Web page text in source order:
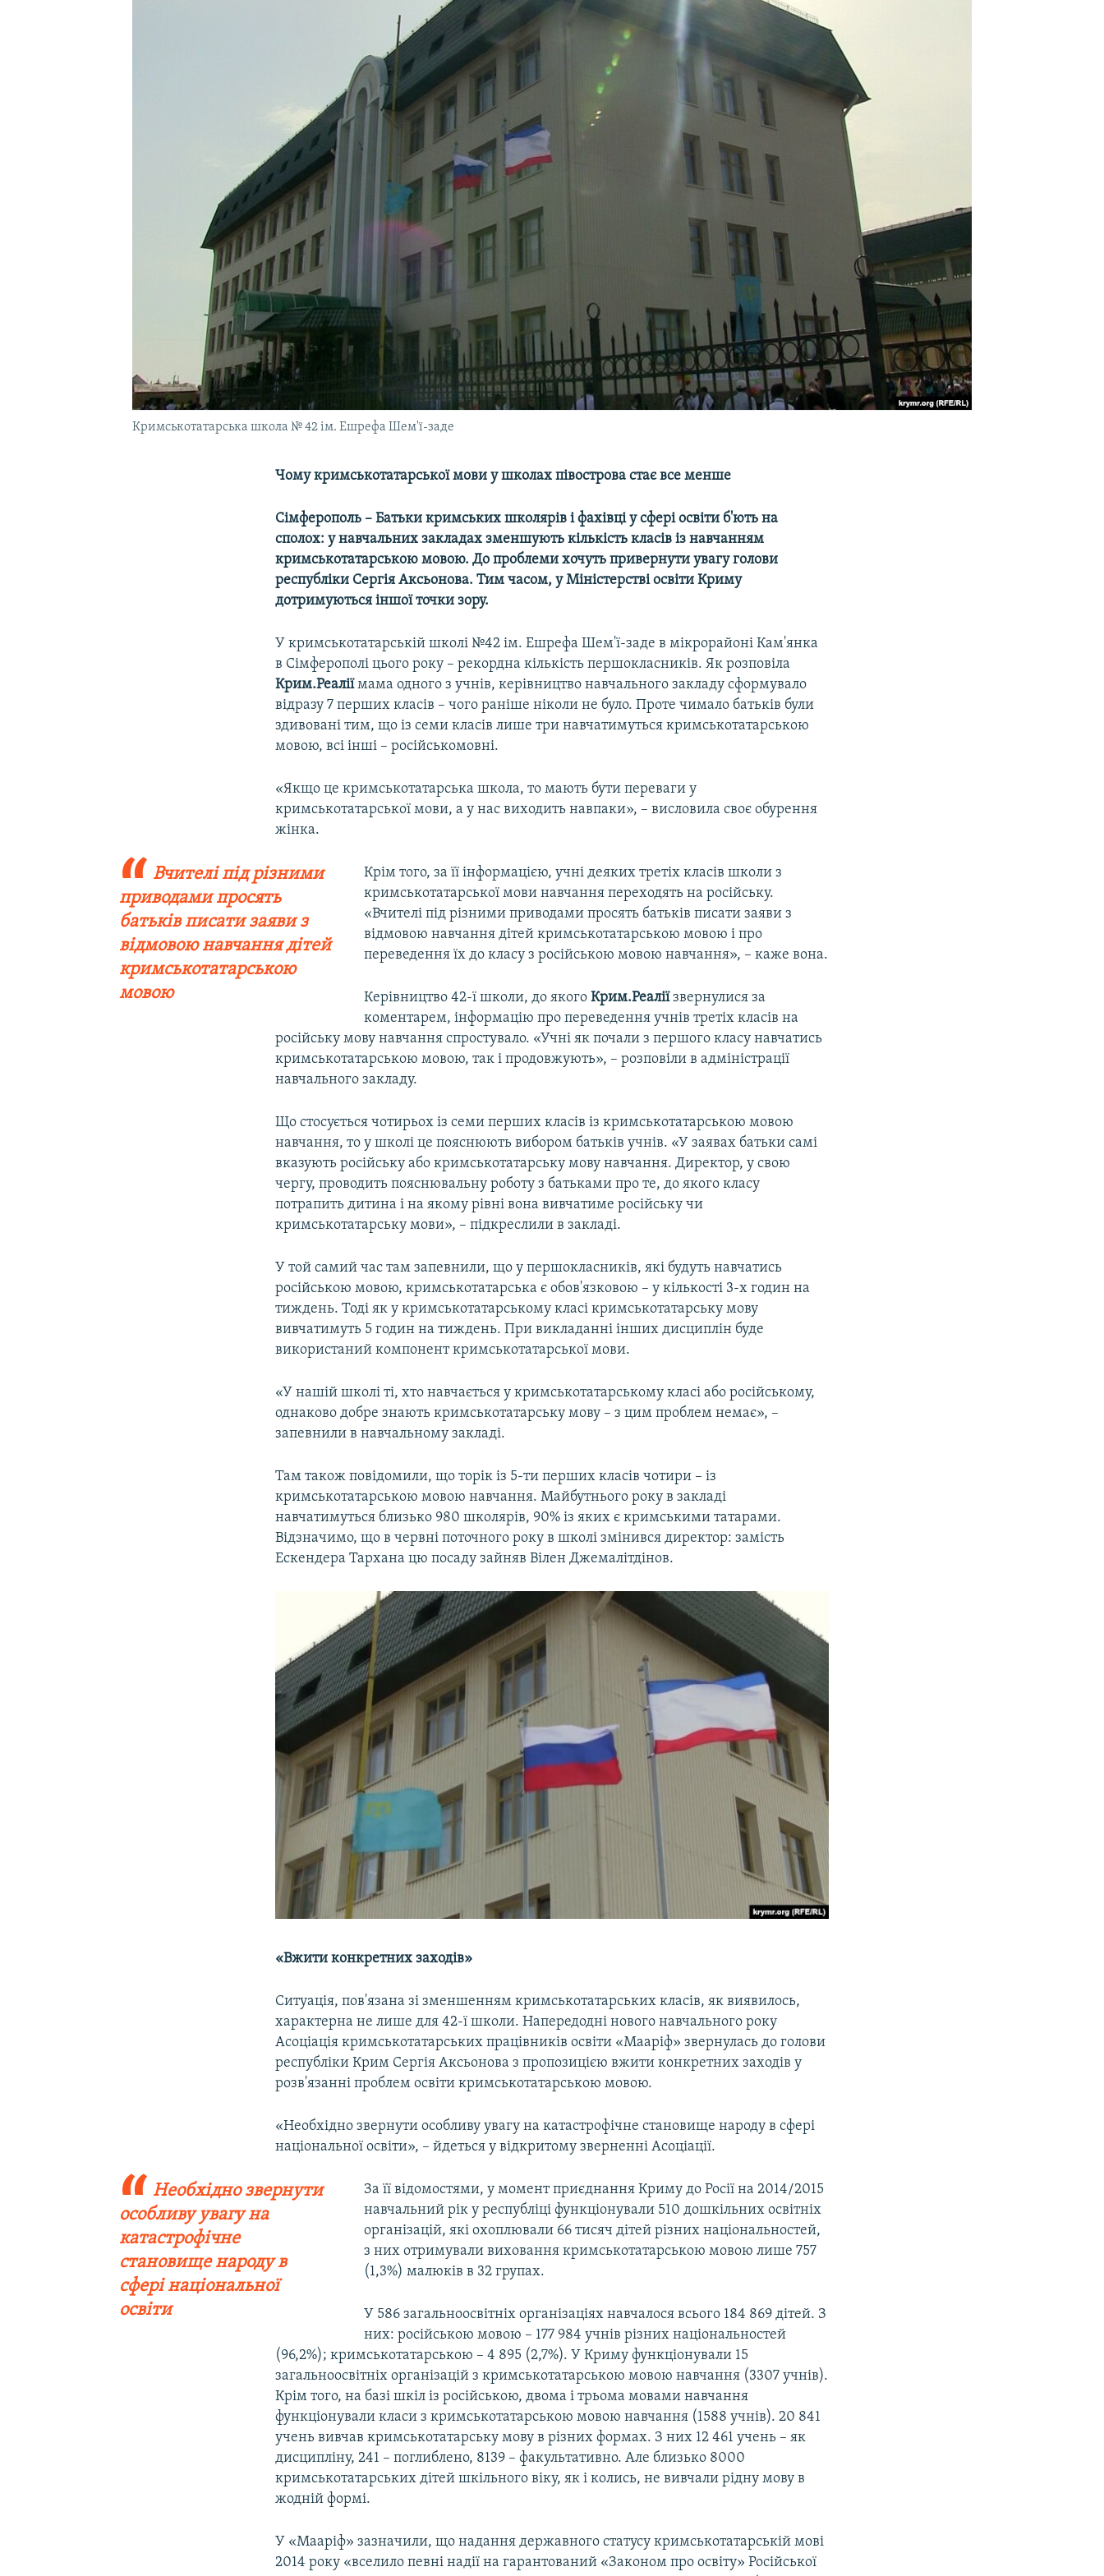
Кримськотатарська школа № 42 ім. Ешрефа Шем'ї-заде
Чому кримськотатарської мови у школах півострова стає все менше
Сімферополь – Батьки кримських школярів і фахівці у сфері освіти б'ють на
сполох: у навчальних закладах зменшують кількість класів із навчанням
кримськотатарською мовою. До проблеми хочуть привернути увагу голови
республіки Сергія Аксьонова. Тим часом, у Міністерстві освіти Криму
дотримуються іншої точки зору.
У кримськотатарській школі №42 ім. Ешрефа Шем'ї-заде в мікрорайоні Кам'янка
в Сімферополі цього року – рекордна кількість першокласників. Як розповіла
Крим.Реаліїмама одного з учнів, керівництво навчального закладу сформувало
відразу 7 перших класів – чого раніше ніколи не було. Проте чимало батьків були
здивовані тим, що із семи класів лише три навчатимуться кримськотатарською
мовою, всі інші – російськомовні.
«Якщо це кримськотатарська школа, то мають бути переваги у
кримськотатарської мови, а у нас виходить навпаки», – висловила своє обурення
жінка.
Вчителі під різними
приводами просять
батьків писати заяви з
відмовою навчання дітей
кримськотатарською
мовою
Крім того, за її інформацією, учні деяких третіх класів школи з
кримськотатарської мови навчання переходять на російську.
«Вчителі під різними приводами просять батьків писати заяви з
відмовою навчання дітей кримськотатарською мовою і про
переведення їх до класу з російською мовою навчання», – каже вона.
Керівництво 42-ї школи, до якого Крим.Реаліїзвернулися за
коментарем, інформацію про переведення учнів третіх класів на
російську мову навчання спростувало. «Учні як почали з першого класу навчатись
кримськотатарською мовою, так і продовжують», – розповіли в адміністрації
навчального закладу.
Що стосується чотирьох із семи перших класів із кримськотатарською мовою
навчання, то у школі це пояснюють вибором батьків учнів. «У заявах батьки самі
вказують російську або кримськотатарську мову навчання. Директор, у свою
чергу, проводить пояснювальну роботу з батьками про те, до якого класу
потрапить дитина і на якому рівні вона вивчатиме російську чи
кримськотатарську мови», – підкреслили в закладі.
У той самий час там запевнили, що у першокласників, які будуть навчатись
російською мовою, кримськотатарська є обов'язковою – у кількості 3-х годин на
тиждень. Тоді як у кримськотатарському класі кримськотатарську мову
вивчатимуть 5 годин на тиждень. При викладанні інших дисциплін буде
використаний компонент кримськотатарської мови.
«У нашій школі ті, хто навчається у кримськотатарському класі або російському,
однаково добре знають кримськотатарську мову – з цим проблем немає», –
запевнили в навчальному закладі.
Там також повідомили, що торік із 5-ти перших класів чотири – із
кримськотатарською мовою навчання. Майбутнього року в закладі
навчатимуться близько 980 школярів, 90% із яких є кримськими татарами.
Відзначимо, що в червні поточного року в школі змінився директор: замість
Ескендера Тархана цю посаду зайняв Вілен Джемалітдінов.
«Вжити конкретних заходів»
Ситуація, пов'язана зі зменшенням кримськотатарських класів, як виявилось,
характерна не лише для 42-ї школи. Напередодні нового навчального року
Асоціація кримськотатарських працівників освіти «Мааріф» звернулась до голови
республіки Крим Сергія Аксьонова з пропозицією вжити конкретних заходів у
розв'язанні проблем освіти кримськотатарською мовою.
«Необхідно звернути особливу увагу на катастрофічне становище народу в сфері
національної освіти», – йдеться у відкритому зверненні Асоціації.
Необхідно звернути
особливу увагу на
катастрофічне
становище народу в
сфері національної
освіти
За її відомостями, у момент приєднання Криму до Росії на 2014/2015
навчальний рік у республіці функціонували 510 дошкільних освітніх
організацій, які охоплювали 66 тисяч дітей різних національностей,
з них отримували виховання кримськотатарською мовою лише 757
(1,3%) малюків в 32 групах.
У 586 загальноосвітніх організаціях навчалося всього 184 869 дітей. З
них: російською мовою – 177 984 учнів різних національностей
(96,2%); кримськотатарською – 4 895 (2,7%). У Криму функціонували 15
загальноосвітніх організацій з кримськотатарською мовою навчання (3307 учнів).
Крім того, на базі шкіл із російською, двома і трьома мовами навчання
функціонували класи з кримськотатарською мовою навчання (1588 учнів). 20 841
учень вивчав кримськотатарську мову в різних формах. З них 12 461 учень – як
дисципліну, 241 – поглиблено, 8139 – факультативно. Але близько 8000
кримськотатарських дітей шкільного віку, як і колись, не вивчали рідну мову в
жодній формі.
У «Мааріф» зазначили, що надання державного статусу кримськотатарській мові
2014 року «вселило певні надії на гарантований «Законом про освіту» Російської